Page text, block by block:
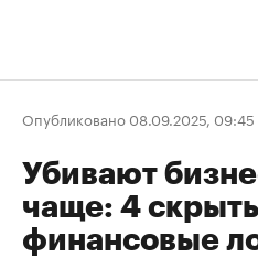
Опубликовано 08.09.2025, 09:45
Убивают
чаще: 4
финансовые